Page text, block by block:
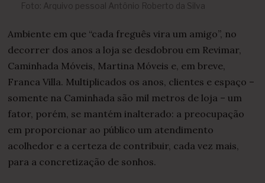
Foto: Arquivo pessoal Antônio Roberto da Silva
Ambiente em que “cada freguês vira um amigo”, no
decorrer dos anos a loja se desdobrou em Revimar,
Caminhada Móveis, Martina Móveis e, em breve,
Franca Villa. Multiplicados os anos, clientes e espaço –
somente na Caminhada são mil metros de loja – um
fator, porém, se mantém inalterado: a preocupação
em proporcionar ao público um atendimento
acolhedor e a certeza de contribuir, cada vez mais,
para a concretização de sonhos.